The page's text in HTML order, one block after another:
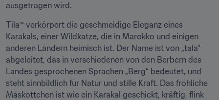
ausgetragen wird.
Tila™ verkörpert die geschmeidige Eleganz eines
Karakals, einer Wildkatze, die in Marokko und einigen
anderen Ländern heimisch ist. Der Name ist von „tala“
abgeleitet, das in verschiedenen von den Berbern des
Landes gesprochenen Sprachen „Berg“ bedeutet, und
steht sinnbildlich für Natur und stille Kraft. Das fröhliche
Maskottchen ist wie ein Karakal geschickt, kräftig, flink